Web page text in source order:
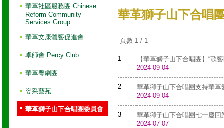
華革社區服務團 Chinese
Reform Community
Services Group
華革文康體藝促進會
卓師會 Percy Club
華革粵劇團
姿采藝苑
華革獅子山下合唱團委員會
華革獅子山下合唱
頁數 1 / 1
1
【華革獅子山下合唱團】“歌
2024-09-04
2
華革獅子山下合唱團支持華革
2024-09-04
3
華革獅子山下合唱團七一慶回
2024-07-07